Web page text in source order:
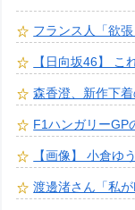
フランス人「欲
【日向坂46】 こ
森香澄、新作下
F1ハンガリーGP
【画像】 小倉ゆ
渡邊渚さん「私